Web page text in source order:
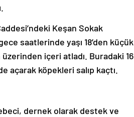
Keşan Sokak
saatlerinde yaşı 18’den küçük
içeri atladı. Buradaki 16
açarak köpekleri salıp kaçtı.
dernek olarak destek ve